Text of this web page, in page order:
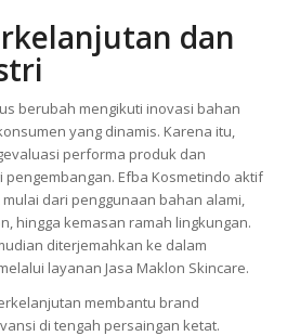
dan
berubah mengikuti inovasi bahan
yang dinamis. Karena itu,
performa produk dan
Efba Kosmetindo aktif
dari penggunaan bahan alami,
hingga kemasan ramah lingkungan.
diterjemahkan ke dalam
layanan Jasa Maklon Skincare.
membantu brand
di tengah persaingan ketat.